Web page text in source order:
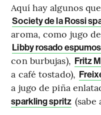
Aquí hay algunos
Society de la Rossi
aroma, como jugo
Libby rosado
con burbujas), Fritz
a café tostado),
a jugo de piña
sparkling spritz (sabe